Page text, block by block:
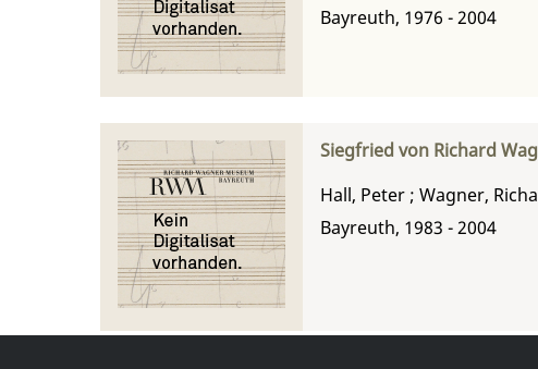
Bayreuth, 1976 - 2004
Siegfried von Richard
Hall, Peter ; Wagner,
Bayreuth, 1983 - 2004